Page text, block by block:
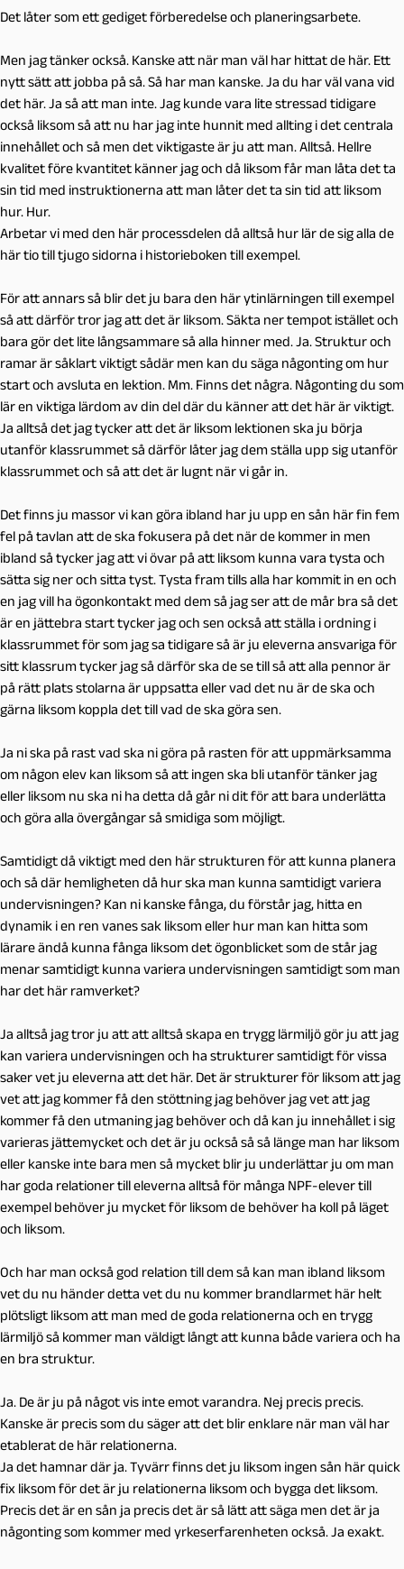
Det låter som ett gediget förberedelse och planeringsarbete.
Men jag tänker också. Kanske att när man väl har hittat de här. Ett
nytt sätt att jobba på så. Så har man kanske. Ja du har väl vana vid
det här. Ja så att man inte. Jag kunde vara lite stressad tidigare
också liksom så att nu har jag inte hunnit med allting i det centrala
innehållet och så men det viktigaste är ju att man. Alltså. Hellre
kvalitet före kvantitet känner jag och då liksom får man låta det ta
sin tid med instruktionerna att man låter det ta sin tid att liksom
hur. Hur.
Arbetar vi med den här processdelen då alltså hur lär de sig alla de
här tio till tjugo sidorna i historieboken till exempel.
För att annars så blir det ju bara den här ytinlärningen till exempel
så att därför tror jag att det är liksom. Säkta ner tempot istället och
bara gör det lite långsammare så alla hinner med. Ja. Struktur och
ramar är såklart viktigt sådär men kan du säga någonting om hur
start och avsluta en lektion. Mm. Finns det några. Någonting du som
lär en viktiga lärdom av din del där du känner att det här är viktigt.
Ja alltså det jag tycker att det är liksom lektionen ska ju börja
utanför klassrummet så därför låter jag dem ställa upp sig utanför
klassrummet och så att det är lugnt när vi går in.
Det finns ju massor vi kan göra ibland har ju upp en sån här fin fem
fel på tavlan att de ska fokusera på det när de kommer in men
ibland så tycker jag att vi övar på att liksom kunna vara tysta och
sätta sig ner och sitta tyst. Tysta fram tills alla har kommit in en och
en jag vill ha ögonkontakt med dem så jag ser att de mår bra så det
är en jättebra start tycker jag och sen också att ställa i ordning i
klassrummet för som jag sa tidigare så är ju eleverna ansvariga för
sitt klassrum tycker jag så därför ska de se till så att alla pennor är
på rätt plats stolarna är uppsatta eller vad det nu är de ska och
gärna liksom koppla det till vad de ska göra sen.
Ja ni ska på rast vad ska ni göra på rasten för att uppmärksamma
om någon elev kan liksom så att ingen ska bli utanför tänker jag
eller liksom nu ska ni ha detta då går ni dit för att bara underlätta
och göra alla övergångar så smidiga som möjligt.
Samtidigt då viktigt med den här strukturen för att kunna planera
och så där hemligheten då hur ska man kunna samtidigt variera
undervisningen? Kan ni kanske fånga, du förstår jag, hitta en
dynamik i en ren vanes sak liksom eller hur man kan hitta som
lärare ändå kunna fånga liksom det ögonblicket som de står jag
menar samtidigt kunna variera undervisningen samtidigt som man
har det här ramverket?
Ja alltså jag tror ju att att alltså skapa en trygg lärmiljö gör ju att jag
kan variera undervisningen och ha strukturer samtidigt för vissa
saker vet ju eleverna att det här. Det är strukturer för liksom att jag
vet att jag kommer få den stöttning jag behöver jag vet att jag
kommer få den utmaning jag behöver och då kan ju innehållet i sig
varieras jättemycket och det är ju också så så länge man har liksom
eller kanske inte bara men så mycket blir ju underlättar ju om man
har goda relationer till eleverna alltså för många NPF-elever till
exempel behöver ju mycket för liksom de behöver ha koll på läget
och liksom.
Och har man också god relation till dem så kan man ibland liksom
vet du nu händer detta vet du nu kommer brandlarmet här helt
plötsligt liksom att man med de goda relationerna och en trygg
lärmiljö så kommer man väldigt långt att kunna både variera och ha
en bra struktur.
Ja. De är ju på något vis inte emot varandra. Nej precis precis.
Kanske är precis som du säger att det blir enklare när man väl har
etablerat de här relationerna.
Ja det hamnar där ja. Tyvärr finns det ju liksom ingen sån här quick
fix liksom för det är ju relationerna liksom och bygga det liksom.
Precis det är en sån ja precis det är så lätt att säga men det är ja
någonting som kommer med yrkeserfarenheten också. Ja exakt.